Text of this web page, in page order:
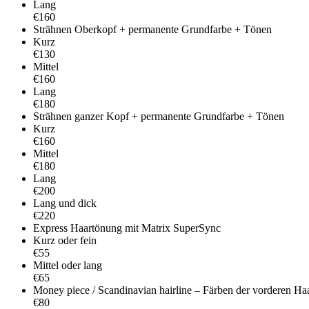
Lang
€160
Strähnen Oberkopf + permanente Grundfarbe + Tönen
Kurz
€130
Mittel
€160
Lang
€180
Strähnen ganzer Kopf + permanente Grundfarbe + Tönen
Kurz
€160
Mittel
€180
Lang
€200
Lang und dick
€220
Express Haartönung mit Matrix SuperSync
Kurz oder fein
€55
Mittel oder lang
€65
Money piece / Scandinavian hairline – Färben der vorderen
€80